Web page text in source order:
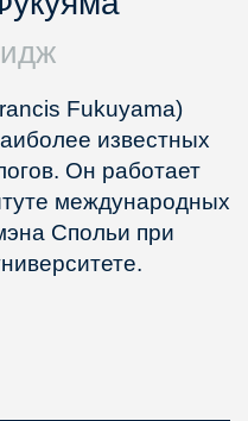
Fukuyama)
известных
Он работает
международных
Спольи при